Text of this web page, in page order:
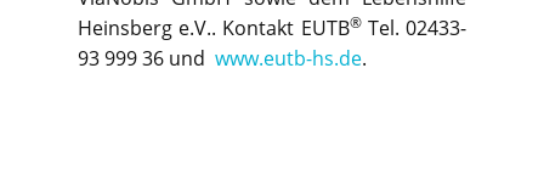
Heinsberg e.V.. Kontakt EUTB®Tel. 02433-
93 999 36 und www.eutb-hs.de.